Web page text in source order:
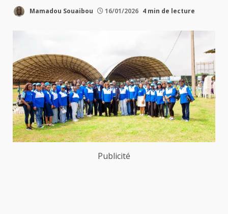
Mamadou Souaibou 16/01/2026 4 min de lecture
Publicité